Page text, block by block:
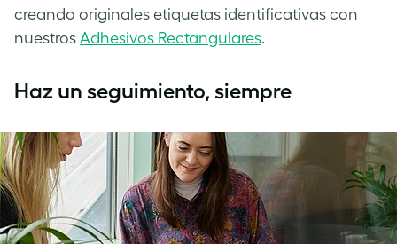
creando originales etiquetas identificativas con
nuestros Adhesivos Rectangulares.
Haz un seguimiento, siempre